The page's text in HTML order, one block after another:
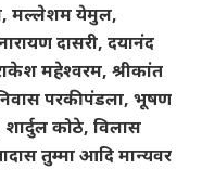
मल्लेशम येमुल,
दासरी, दयानंद
महेश्वरम, श्रीकांत
परकीपंडला, भूषण
कोठे, विलास
तुम्मा आदि मान्यवर